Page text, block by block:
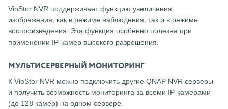
VioStor NVR поддерживает функцию увеличения
изображения, как в режиме наблюдения, так и в режиме
воспроизведения. Эта функция особенно полезна при
применении IP-камер высокого разрешения.
МУЛЬТИСЕРВЕРНЫЙ МОНИТОРИНГ
К VioStor NVR можно подключить другие QNAP NVR серверы
и получить возможность мониторинга за всеми IP-камерами
(до 128 камер) на одном сервере.